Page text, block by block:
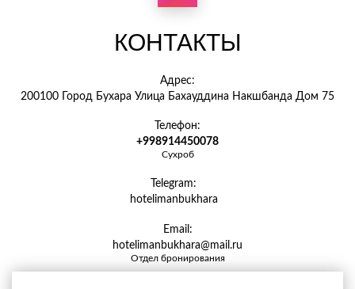
КОНТАКТЫ
Адрес:
200100 Город Бухара Улица Бахауддина Накшбанда Дом 75
Телефон:
+998914450078
Сухроб
Telegram:
hotelimanbukhara
Email:
hotelimanbukhara@mail.ru
Отдел бронирования